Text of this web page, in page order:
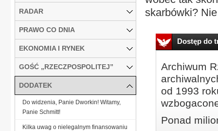
skarbówki?
Dostęp do
Archiwum
od 1993
Ponad
RADAR
PRAWO CO DNIA
EKONOMIA I RYNEK
GOŚĆ „RZECZPOSPOLITEJ”
DODATEK
Do widzenia, Panie Dworkin! Witamy,
Panie Schmitt!
Kilka uwag o nielegalnym finansowaniu